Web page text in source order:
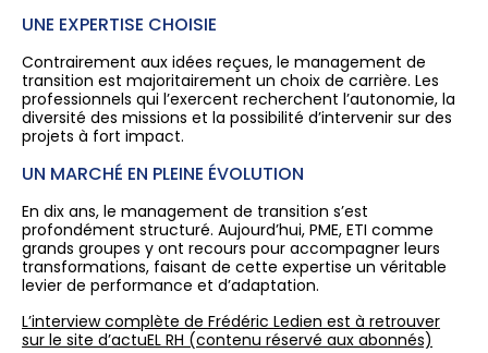
UNE EXPERTISE CHOISIE
Contrairement aux idées reçues, le management de
transition est majoritairement un choix de carrière. Les
professionnels qui l’exercent recherchent l’autonomie, la
diversité des missions et la possibilité d’intervenir sur des
projets à fort impact.
UN MARCHÉ EN PLEINE ÉVOLUTION
En dix ans, le management de transition s’est
profondément structuré. Aujourd’hui, PME, ETI comme
grands groupes y ont recours pour accompagner leurs
transformations, faisant de cette expertise un véritable
levier de performance et d’adaptation.
L’interview complète de Frédéric Ledien est à retrouver
sur le site d’actuEL RH (contenu réservé aux abonnés)